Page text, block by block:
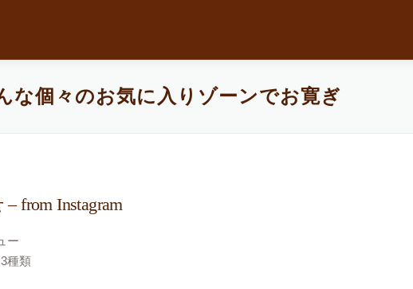
な個々のお気に入りゾーンでお寛ぎ
from Instagram
ー
種類